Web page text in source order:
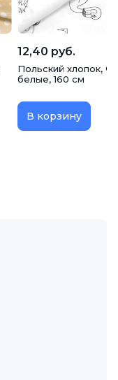
12,40 руб.
Польский хлопок,
белые, 160 см
В корзину